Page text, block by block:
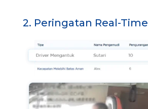
2. Peringatan Real-Time